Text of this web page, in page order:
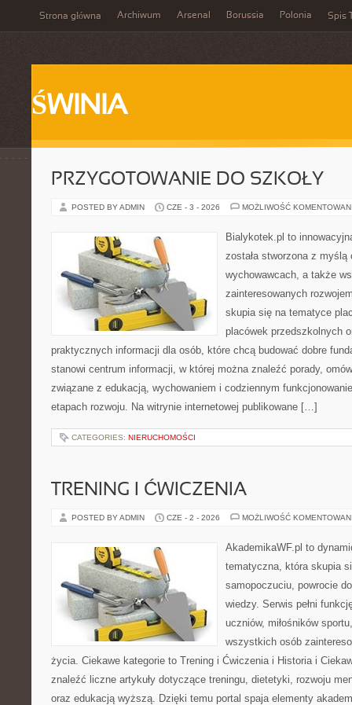
Strona główna Archiwum Arsenal Borussia Polonia Spis
ŚWINIA
PRZYGOTOWANIE DO SZKOŁY
POSTED BY ADMIN CZE - 3 - 2026 MOŻLIWOŚĆ
Bialykotek.pl to
została stworzona z myślą
wychowawcach, a także
zainteresowanych
skupia się na tematyce
placówek przedszkolnych
praktycznych informacji dla osób, które chcą budować dobre
stanowi centrum informacji, w której można znaleźć porady,
związane z edukacją, wychowaniem i codziennym
etapach rozwoju. Na witrynie internetowej publikowane […]
CATEGORIES: NIERUCHOMOŚCI
TRENING I ĆWICZENIA
POSTED BY ADMIN CZE - 2 - 2026 MOŻLIWOŚĆ
AkademikaWF.pl to
tematyczna, która skupia
samopoczuciu, powrocie
wiedzy. Serwis pełni
uczniów, miłośników
wszystkich osób
życia. Ciekawe kategorie to Trening i Ćwiczenia i Historia i
znaleźć liczne artykuły dotyczące treningu, dietetyki, rozwoju
oraz edukacją wyższą. Dzięki temu portal spaja elementy